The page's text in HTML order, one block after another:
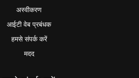
अस्वीकरण
आईटी वेब प्रबंधक
हमसे संपर्क करें
मदद